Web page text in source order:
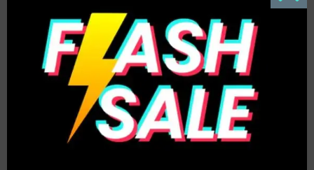
Cảnh sát cũng tạm giữ hình sự 3 thanh niên 20-
34 tuổi đi cùng vợ chồng Hoàng trong đêm xảy
ra án mạng.
Theo điều tra, khuya 30/1, anh Nam ngồi ăn uống
Close